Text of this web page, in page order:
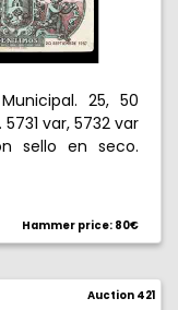
25, 50
var, 5732 var
sello en seco.
Hammer price: 80€
Auction 421